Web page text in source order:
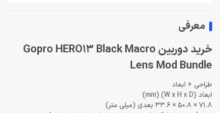
معرفی
خرید دوربین Gopro HERO13 Black Macro
Lens Mod Bundle
طراحی + ابعاد
ابعاد (W x H x D) (mm)
71.8 × 50.8 × 33.6 بعدی (میلی متر)